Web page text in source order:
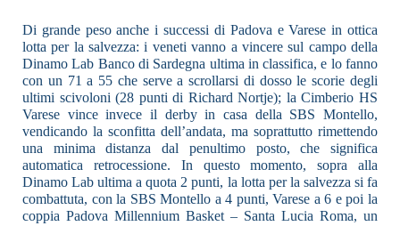
Di grande peso anche i successi di Padova e Varese in ottica
lotta per la salvezza: i veneti vanno a vincere sul campo della
Dinamo Lab Banco di Sardegna ultima in classifica, e lo fanno
con un 71 a 55 che serve a scrollarsi di dosso le scorie degli
ultimi scivoloni (28 punti di Richard Nortje); la Cimberio HS
Varese vince invece il derby in casa della SBS Montello,
vendicando la sconfitta dell’andata, ma soprattutto rimettendo
una minima distanza dal penultimo posto, che significa
automatica retrocessione. In questo momento, sopra alla
Dinamo Lab ultima a quota 2 punti, la lotta per la salvezza si fa
combattuta, con la SBS Montello a 4 punti, Varese a 6 e poi la
coppia Padova Millennium Basket – Santa Lucia Roma, un